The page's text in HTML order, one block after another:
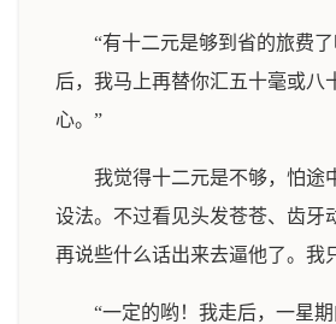
“有十二元是够到省的旅费
后，我马上再替你汇五十毫或八
心。”
我觉得十二元是不够，怕途
设法。不过看见头发苍苍、齿牙
再说些什么话出来去逼他了。我
“一定的哟！我走后，一星